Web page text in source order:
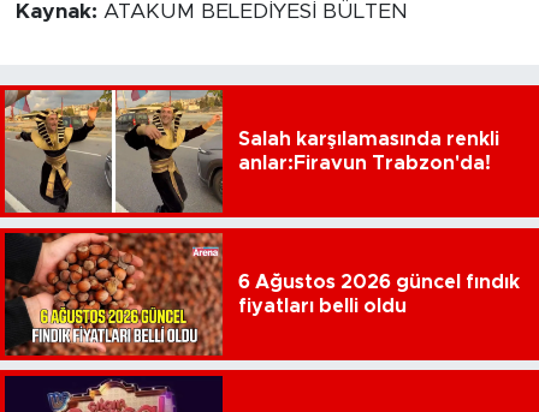
Kaynak: ATAKUM BELEDİYESİ BÜLTEN
Salah karşılamasında renkli
anlar:Firavun Trabzon'da!
6 Ağustos 2026 güncel fındık
fiyatları belli oldu